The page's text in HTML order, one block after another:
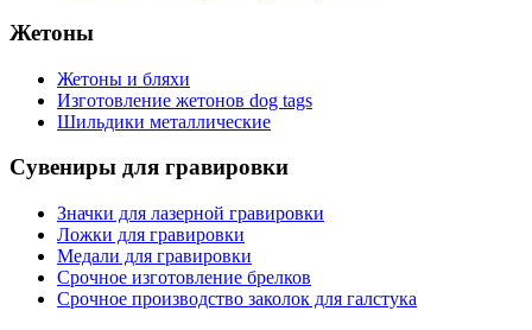
Жетоны
Жетоны и бляхи
Изготовление жетонов dog tags
Шильдики металлические
Сувениры для гравировки
Значки для лазерной гравировки
Ложки для гравировки
Медали для гравировки
Срочное изготовление брелков
Срочное производство заколок для галстука